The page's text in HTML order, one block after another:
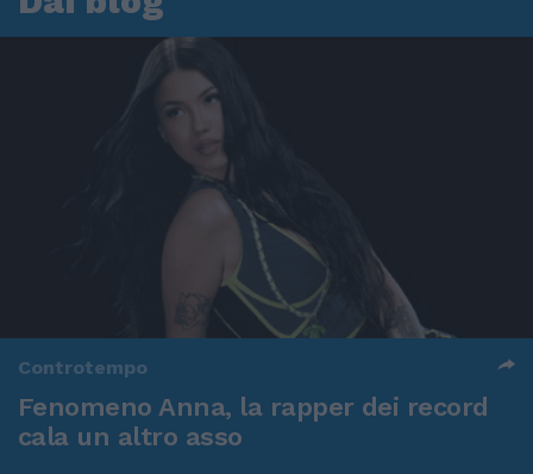
Controtempo
Fenomeno Anna, la rapper dei record
cala un altro asso